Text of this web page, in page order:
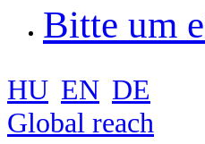
Bitte um
HU EN DE
Global reach